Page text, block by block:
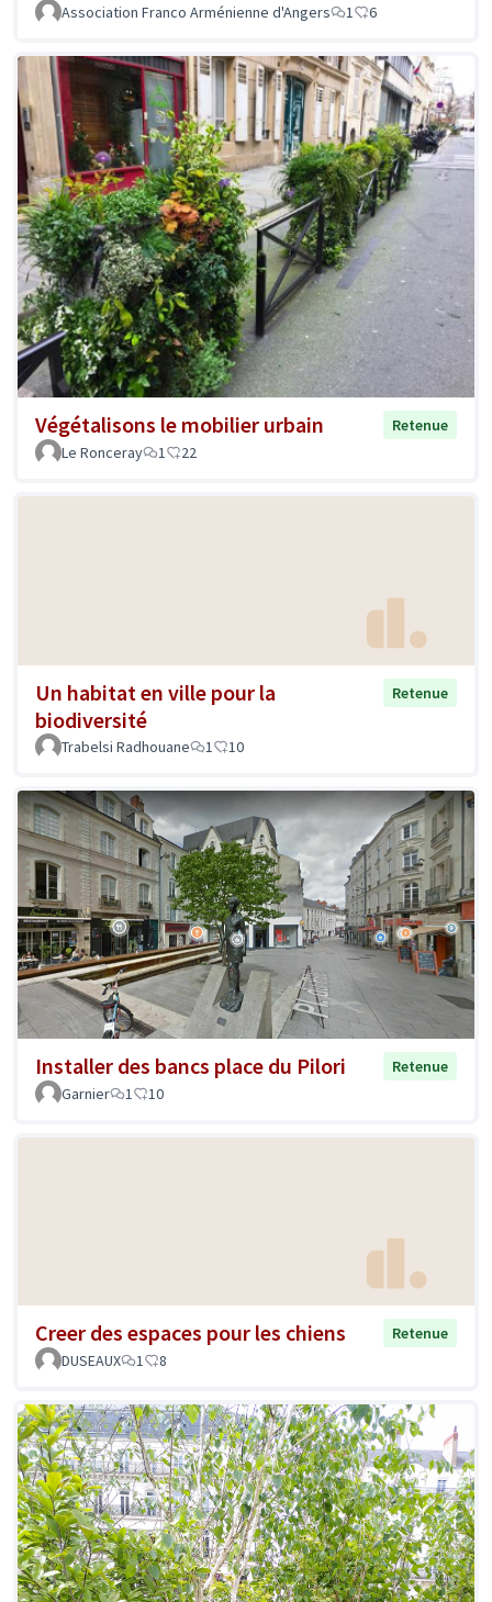
Association Franco Arménienne d'Angers
1 6
Végétalisons le mobilier urbain
Retenue
Le Ronceray
1 22
Un habitat en ville pour la
biodiversité
Retenue
Trabelsi Radhouane 1 10
Installer des bancs place du Pilori
Retenue
Garnier
1 10
Creer des espaces pour les chiens
Retenue
DUSEAUX
1 8